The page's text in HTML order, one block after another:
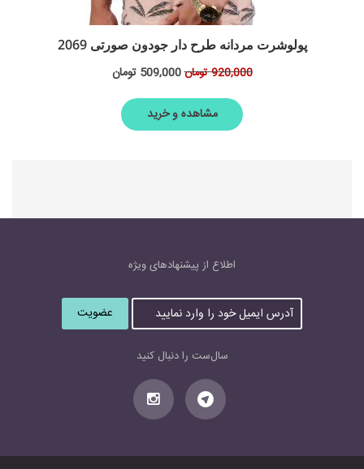
پولوشرت مردانه طرح دار جودون صورتی 2069
920,000تومان509,000 تومان
مشاهده و خرید
اطلاع از پیشنهاد‌های‌ ویژه
آ
د
ر
س
ی
م
ی
خ
سال‌ست را دنبال کنید